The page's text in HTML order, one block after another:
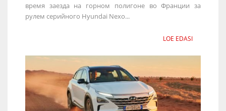
время заезда на горном полигоне во Франции за
рулем серийного Hyundai Nexo...
LOE EDASI